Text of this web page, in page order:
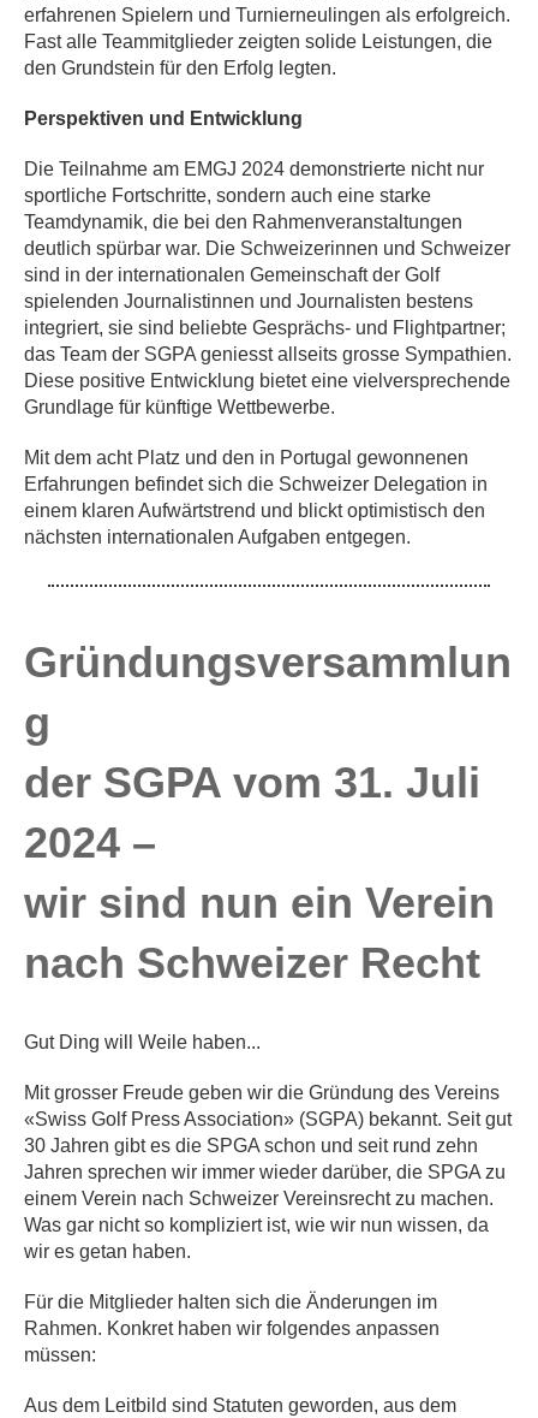
erfahrenen Spielern und Turnierneulingen als erfolgreich.
Fast alle Teammitglieder zeigten solide Leistungen, die
den Grundstein für den Erfolg legten.
Perspektiven und Entwicklung
Die Teilnahme am EMGJ 2024 demonstrierte nicht nur
sportliche Fortschritte, sondern auch eine starke
Teamdynamik, die bei den Rahmenveranstaltungen
deutlich spürbar war. Die Schweizerinnen und Schweizer
sind in der internationalen Gemeinschaft der Golf
spielenden Journalistinnen und Journalisten bestens
integriert, sie sind beliebte Gesprächs- und Flightpartner;
das Team der SGPA geniesst allseits grosse Sympathien.
Diese positive Entwicklung bietet eine vielversprechende
Grundlage für künftige Wettbewerbe.
Mit dem acht Platz und den in Portugal gewonnenen
Erfahrungen befindet sich die Schweizer Delegation in
einem klaren Aufwärtstrend und blickt optimistisch den
nächsten internationalen Aufgaben entgegen.
Gründungsversammlun
g
der SGPA vom 31. Juli
2024 –
wir sind nun ein Verein
nach Schweizer Recht
Gut Ding will Weile haben...
Mit grosser Freude geben wir die Gründung des Vereins
«Swiss Golf Press Association» (SGPA) bekannt. Seit gut
30 Jahren gibt es die SPGA schon und seit rund zehn
Jahren sprechen wir immer wieder darüber, die SPGA zu
einem Verein nach Schweizer Vereinsrecht zu machen.
Was gar nicht so kompliziert ist, wie wir nun wissen, da
wir es getan haben.
Für die Mitglieder halten sich die Änderungen im
Rahmen. Konkret haben wir folgendes anpassen
müssen:
Aus dem Leitbild sind Statuten geworden, aus dem